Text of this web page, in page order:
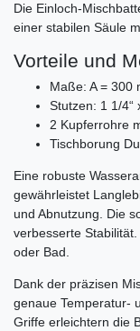
Die Einloch-
einer stabilen Säule
Vorteile und
Maße: A = 300
Stutzen: 1 1/4“
2 Kupferrohre
Tischborung
Eine robuste
gewährleistet
und Abnutzung. Die
verbesserte
oder Bad.
Dank der präzisen
genaue Temperatur-
Griffe erleichtern die